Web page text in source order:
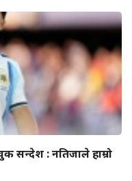
सन्देश : नतिजाले हाम्रो